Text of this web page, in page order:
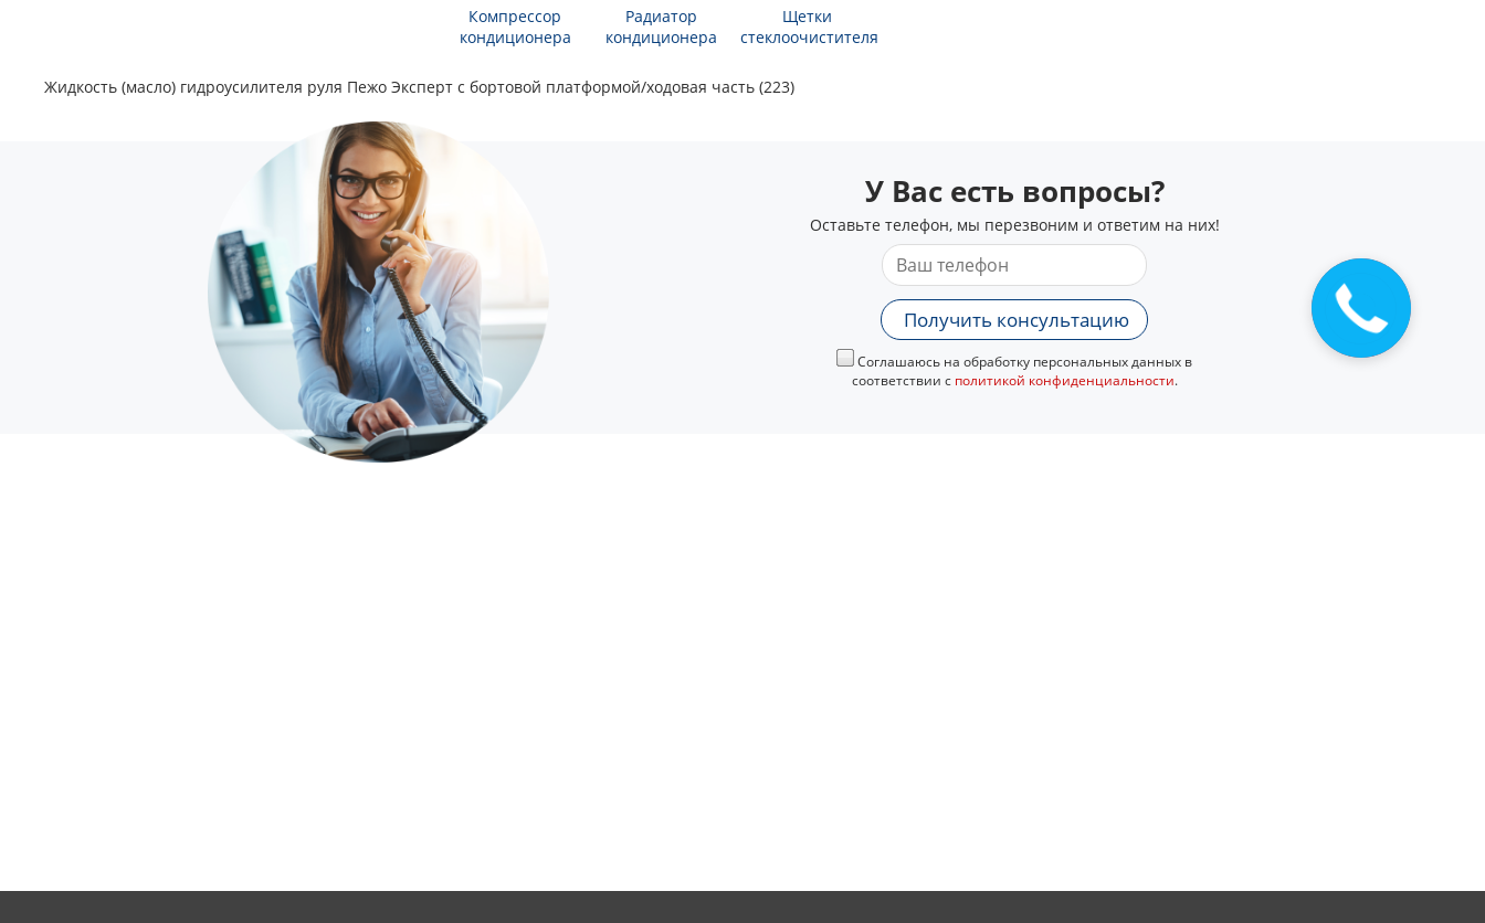
Компрессор
кондиционера
Радиатор
кондиционера
Щетки
стеклоочистителя
Жидкость (масло) гидроусилителя руля Пежо Эксперт c бортовой платформой/ходовая часть (223)
У Вас есть вопросы?
Оставьте телефон, мы перезвоним и ответим на них!
Получить консультацию
Соглашаюсь на обработку персональных данных в
соответствии с политикой конфиденциальности.
Закажите
звонок